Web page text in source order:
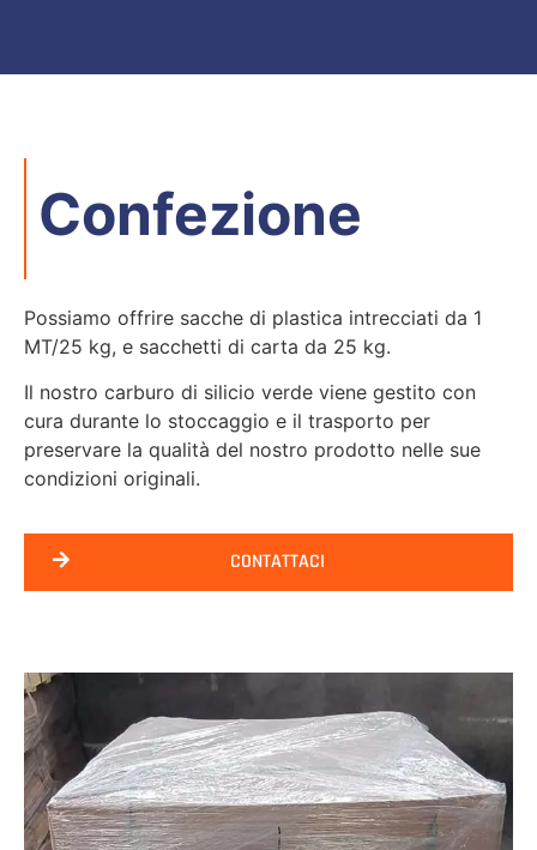
Confezione
Possiamo offrire sacche di plastica intrecciati da 1
MT/25 kg, e sacchetti di carta da 25 kg.
Il nostro carburo di silicio verde viene gestito con
cura durante lo stoccaggio e il trasporto per
preservare la qualità del nostro prodotto nelle sue
condizioni originali.
CONTATTACI